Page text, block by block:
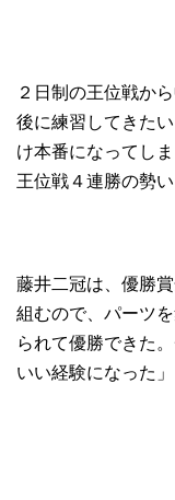
２日制の王位戦か
後に練習してきた
け本番になってし
王位戦４連勝の勢い
藤井二冠は、優勝
組むので、パーツ
られて優勝できた
いい経験になった」